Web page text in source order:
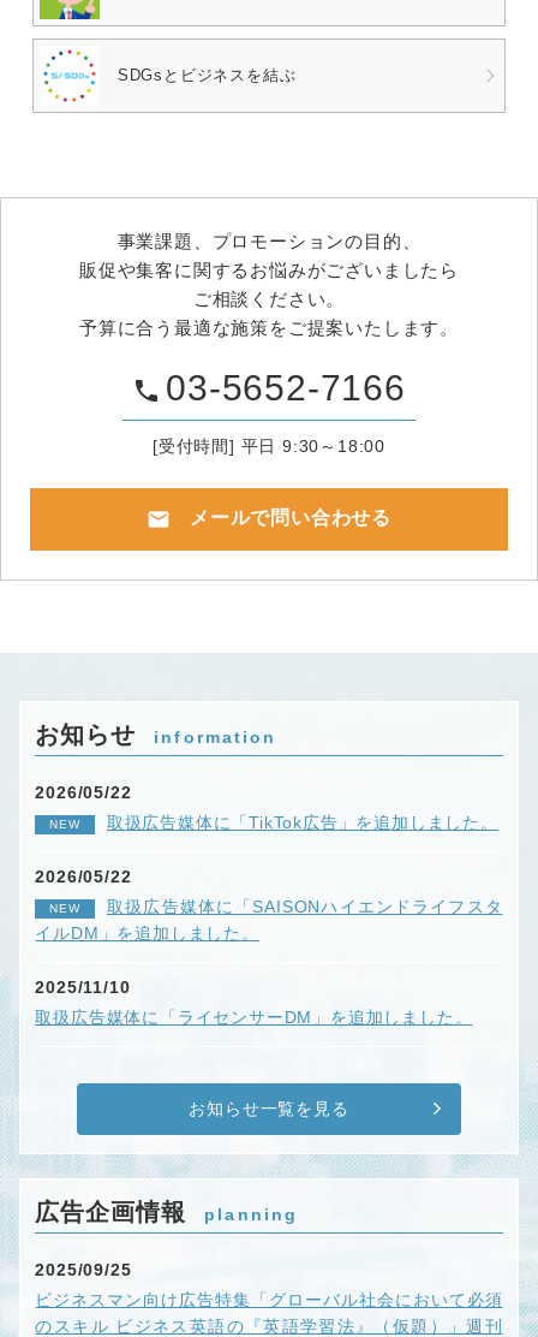
SDGsとビジネスを結ぶ
事業課題、プロモーションの目的、
販促や集客に関するお悩みがございましたら
ご相談ください。
予算に合う最適な施策をご提案いたします。
phone 03-5652-7166
[受付時間] 平日 9:30～18:00
mail メールで問い合わせる
お知らせ information
2026/05/22
NEW 取扱広告媒体に「TikTok広告」を追加しました。
2026/05/22
NEW
取扱広告媒体に「SAISONハイエンドライフスタ
イルDM」を追加しました。
2025/11/10
取扱広告媒体に「ライセンサーDM」を追加しました。
お知らせ一覧を見る
広告企画情報 planning
2025/09/25
ビジネスマン向け広告特集「グローバル社会において必須
のスキル ビジネス英語の『英語学習法』（仮題）」週刊